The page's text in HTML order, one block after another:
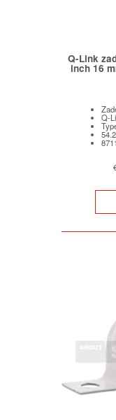
Q-Link
inch 16
Q-